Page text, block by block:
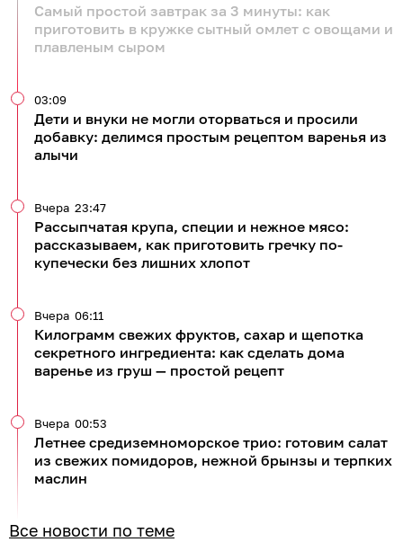
Самый простой завтрак за 3 минуты: как
приготовить в кружке сытный омлет с овощами и
плавленым сыром
Дети и внуки не могли оторваться и просили
добавку: делимся простым рецептом варенья из
алычи
03:09
Рассыпчатая крупа, специи и нежное мясо:
рассказываем, как приготовить гречку по-
купечески без лишних хлопот
Вчера 23:47
Килограмм свежих фруктов, сахар и щепотка
секретного ингредиента: как сделать дома
варенье из груш — простой рецепт
Вчера 06:11
Летнее средиземноморское трио: готовим салат
из свежих помидоров, нежной брынзы и терпких
маслин
Вчера 00:53
Все новости по теме